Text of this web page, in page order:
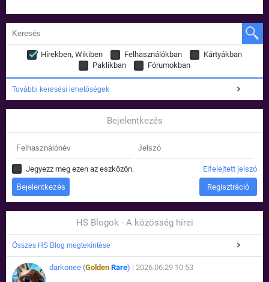
Hírekben, Wikiben Felhasználókban
Kártyákban
Paklikban
Fórumokban
További keresési lehetőségek
Bejelentkezés
Jegyezz meg ezen az eszközön. Elfelejtett jelszó
Regisztráció
HS Blogok - A közösség hírei
Összes HS Blog megtekintése
darkonee (Golden Rare) | 2026.06.29 10:53